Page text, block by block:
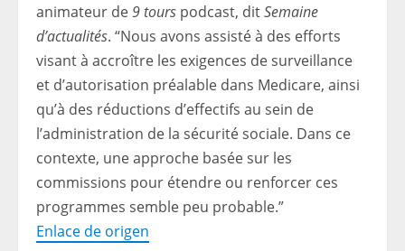
animateur de9 tours podcast, ditSemaine
d’actualités. “Nous avons assisté à des efforts
visant à accroître les exigences de surveillance
et d’autorisation préalable dans Medicare, ainsi
qu’à des réductions d’effectifs au sein de
l’administration de la sécurité sociale. Dans ce
contexte, une approche basée sur les
commissions pour étendre ou renforcer ces
programmes semble peu probable.”
Enlace de origen